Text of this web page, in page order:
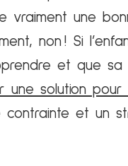
vraiment une
non ! Si
et que
une solution pour
et un